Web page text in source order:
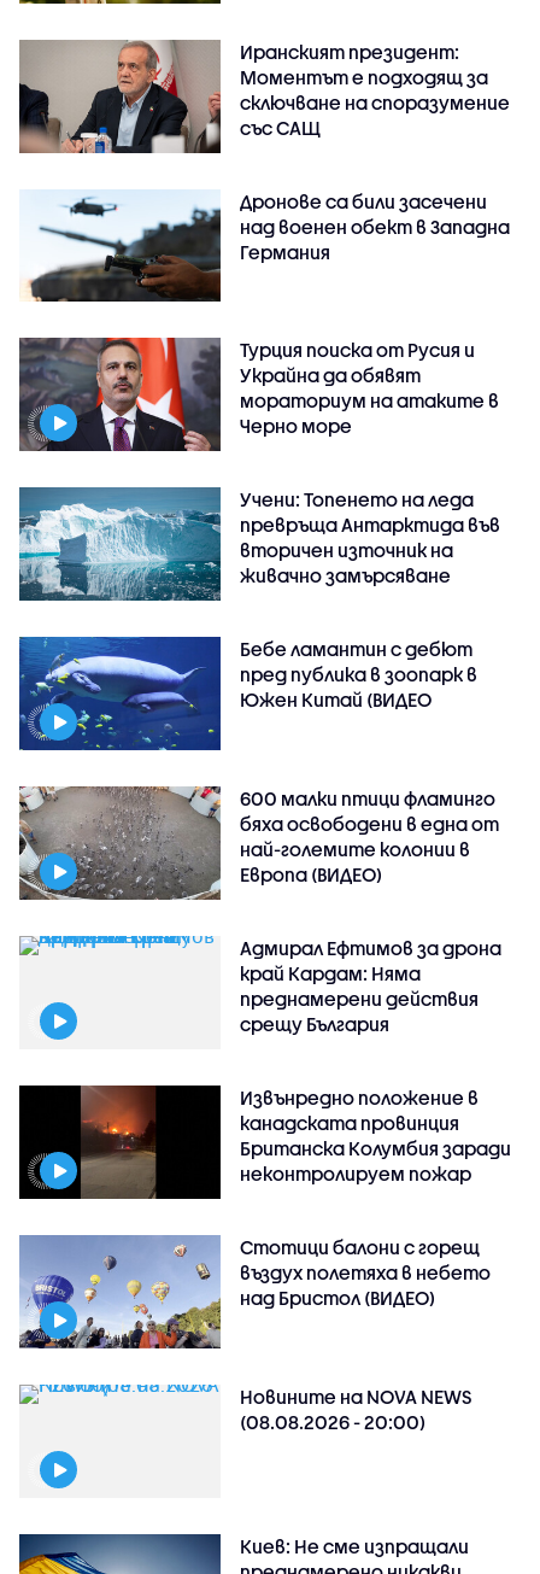
Иранският президент:
Моментът е подходящ за
сключване на споразумение
със САЩ
Дронове са били засечени
над военен обект в Западна
Германия
Турция поиска от Русия и
Украйна да обявят
мораториум на атаките в
Черно море
Учени: Топенето на леда
превръща Антарктида във
вторичен източник на
живачно замърсяване
Бебе ламантин с дебют
пред публика в зоопарк в
Южен Китай (ВИДЕО
600 малки птици фламинго
бяха освободени в една от
най-големите колонии в
Европа (ВИДЕО)
Адмирал Ефтимов за дрона
край Кардам: Няма
преднамерени действия
срещу България
Извънредно положение в
канадската провинция
Британска Колумбия заради
неконтролируем пожар
Стотици балони с горещ
въздух полетяха в небето
над Бристол (ВИДЕО)
Новините на NOVA NEWS
(08.08.2026 - 20:00)
Киев: Не сме изпращали